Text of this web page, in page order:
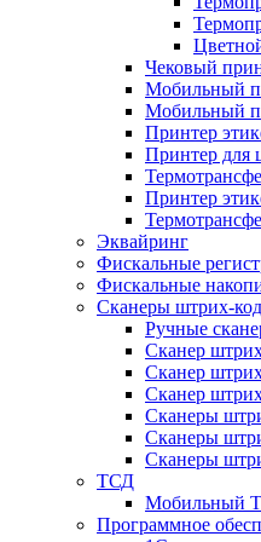
Чековый
Мобильный
Мобильный
Принтер
Принтер для
Принтер
Эквайринг
Фискальные
Фискальные
Сканеры штрих-
Ручные
Сканер
Сканер
Сканер
Сканеры
Сканеры
Сканеры
ТСД
Мобильный
Программное